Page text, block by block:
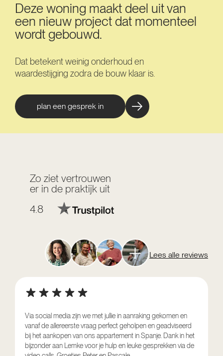
Deze woning maakt deel uit van
een nieuw project dat momenteel
wordt gebouwd.
Dat betekent weinig onderhoud en
waardestijging zodra de bouw klaar is.
plan een gesprek in
Zo ziet vertrouwen
er in de praktijk uit
4.8
Lees alle reviews
Via social media zijn we met jullie in aanraking gekomen en
vanaf de allereerste vraag perfect geholpen en geadviseerd
bij het aankopen van ons appartement in Spanje. Dank in het
bijzonder aan Lemke voor je hulp en leuke gesprekken via de